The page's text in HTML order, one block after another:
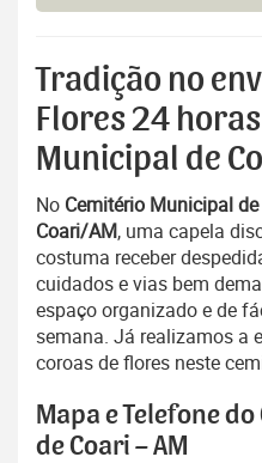
Tradição no
Flores 24
Municipal de
No Cemitério Municipal
Coari/AM, uma capela
costuma receber
cuidados e vias bem
espaço organizado e de
semana. Já realizamos a
coroas de flores neste
Mapa e Telefone
de Coari – AM